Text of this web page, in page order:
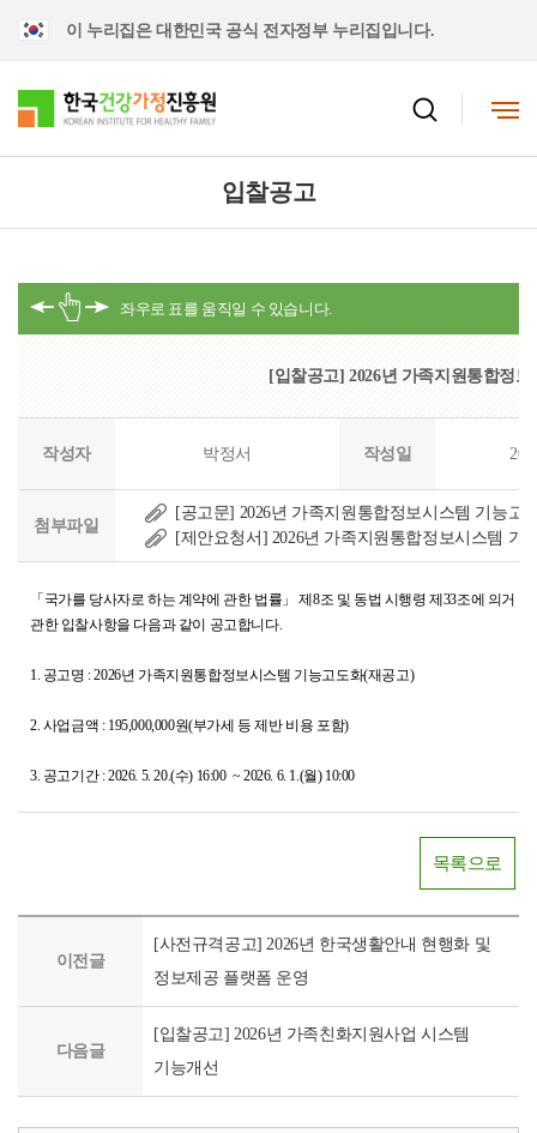
이 누리집은 대한민국 공식 전자정부 누리집입니다.
입찰공고
[입찰공고] 2026년 가족지원통합정
작성자 박정서 작성일
첨부파일
[공고문] 2026년 가족지원통합정보시스템 기능고
[제안요청서] 2026년 가족지원통합정보시스템 기
「국가를 당사자로 하는 계약에 관한 법률」 제8조 및 동법 시행령 제33조에 의거 「
관한 입찰사항을 다음과 같이 공고합니다.
1. 공고명 :2026년 가족지원통합정보시스템 기능고도화(재공고)
2. 사업금액 : 195,000,000원(부가세 등 제반 비용 포함)
3. 공고기간 : 2026. 5. 20.(수) 16:00 ~ 2026. 6. 1.(월) 10:00
목록으로
이전글
[사전규격공고] 2026년 한국생활안내 현행화 및
정보제공 플랫폼 운영
다음글
[입찰공고] 2026년 가족친화지원사업 시스템
기능개선